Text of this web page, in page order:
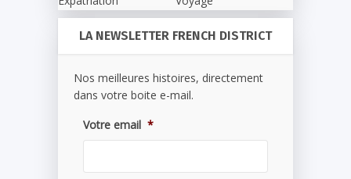
LA NEWSLETTER FRENCH DISTRICT
Nos meilleures histoires, directement
dans votre boite e-mail.
Votre email *